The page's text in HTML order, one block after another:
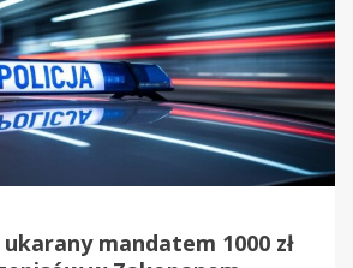
mandatem 1000 zł